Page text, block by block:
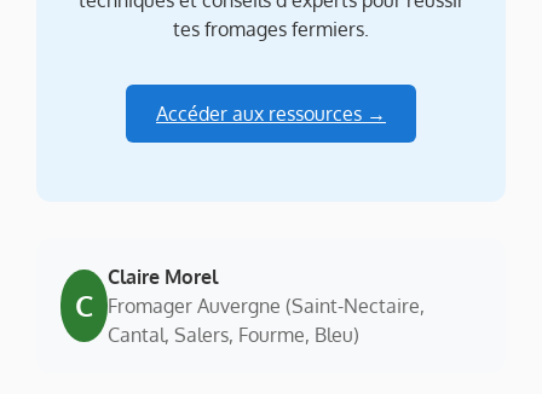
tes fromages fermiers.
Accéder aux ressources →
C
Claire Morel
Fromager Auvergne (Saint-Nectaire,
Cantal, Salers, Fourme, Bleu)